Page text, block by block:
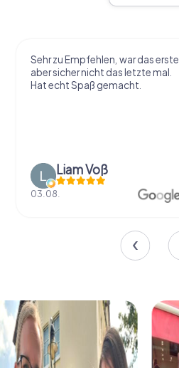
Sehr zu Empfehlen, war das erste
aber sicher nicht das letzte mal.
Hat echt Spaß gemacht.
Liam Voß
03.08.